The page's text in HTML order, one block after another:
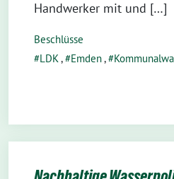
Handwerker mit und […]
Beschlüsse
LDK, Emden,